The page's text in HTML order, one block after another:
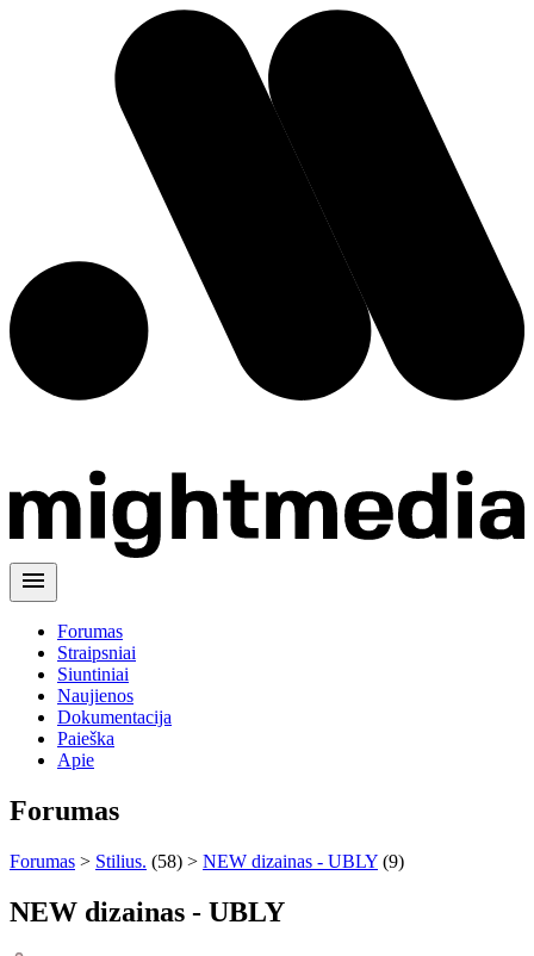
menu
Forumas
Straipsniai
Siuntiniai
Naujienos
Dokumentacija
Paieška
Apie
Forumas
Forumas > Stilius. (58) > NEW dizainas - UBLY (9)
NEW dizainas - UBLY